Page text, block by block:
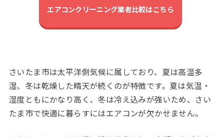
エアコンクリーニング業者比較はこちら
さいたま市は太平洋側気候に属しており、夏は高温多
湿、冬は乾燥した晴天が続くのが特徴です。夏は気温・
湿度ともにかなり高く、冬は冷え込みが強いため、さい
たま市で快適に暮らすにはエアコンが欠かせません。